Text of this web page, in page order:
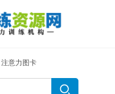
注意力图卡